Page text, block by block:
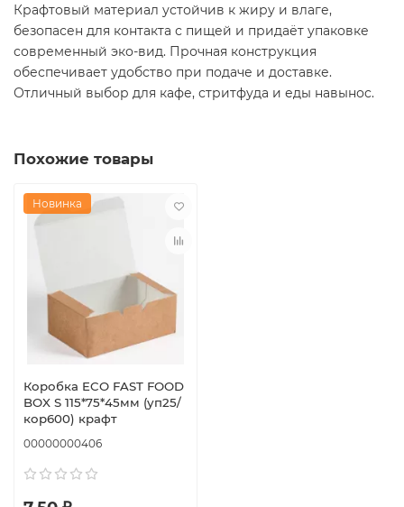
Крафтовый материал устойчив к жиру и влаге,
безопасен для контакта с пищей и придаёт упаковке
современный эко-вид. Прочная конструкция
обеспечивает удобство при подаче и доставке.
Отличный выбор для кафе, стритфуда и еды навынос.
Похожие товары
Новинка
Коробка ECO FAST FOOD
BOX S 115*75*45мм (уп25/
кор600) крафт
00000000406